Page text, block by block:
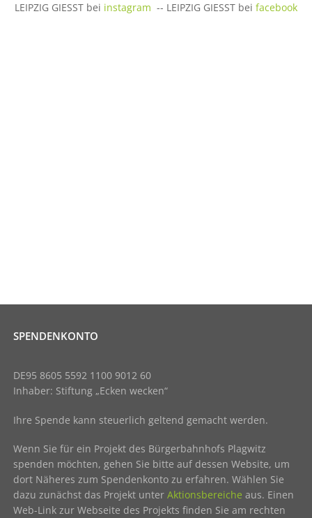
LEIPZIG GIESST bei instagram -- LEIPZIG GIESST bei facebook
SPENDENKONTO
DE95 8605 5592 1100 9012 60
Inhaber: Stiftung „Ecken wecken“
Ihre Spende kann steuerlich geltend gemacht werden.
Wenn Sie für ein Projekt des Bürgerbahnhofs Plagwitz
spenden möchten, gehen Sie bitte auf dessen Website, um
dort Näheres zum Spendenkonto zu erfahren. Wählen Sie
dazu zunächst das Projekt unterAktionsbereiche aus. Einen
Web-Link zur Webseite des Projekts finden Sie am rechten